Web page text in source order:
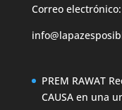
Correo electrónico:
PREM RAWAT
CAUSA en una